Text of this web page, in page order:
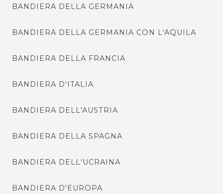
BANDIERA DELLA GERMANIA
BANDIERA DELLA GERMANIA CON L'AQUILA
BANDIERA DELLA FRANCIA
BANDIERA D'ITALIA
BANDIERA DELL'AUSTRIA
BANDIERA DELLA SPAGNA
BANDIERA DELL'UCRAINA
BANDIERA D'EUROPA